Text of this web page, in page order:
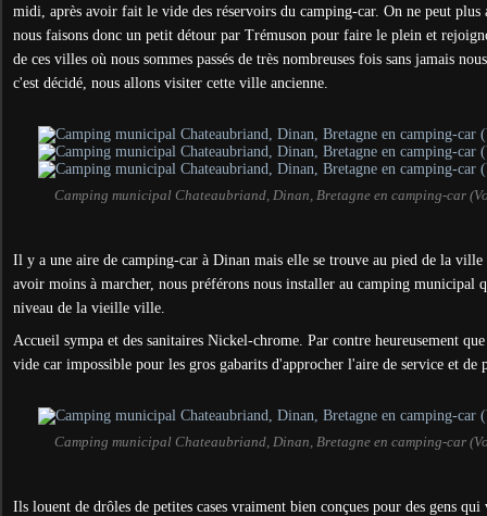
midi, après avoir fait le vide des réservoirs du camping-car. On ne peut plus
nous faisons donc un petit détour par Trémuson pour faire le plein et
de ces villes où nous sommes passés de très nombreuses fois sans jamais
c'est décidé, nous allons visiter cette ville ancienne.
Camping municipal Chateaubriand, Dinan, Bretagne en camping-car
Il y a une aire de camping-car à Dinan mais elle se trouve au pied de la
avoir moins à marcher, nous préférons nous installer au camping municipal
niveau de la vieille ville.
Accueil sympa et des sanitaires Nickel-chrome. Par contre heureusement
vide car impossible pour les gros gabarits d'approcher l'aire de service et de
Camping municipal Chateaubriand, Dinan, Bretagne en camping-car
Ils louent de drôles de petites cases vraiment bien conçues pour des gens